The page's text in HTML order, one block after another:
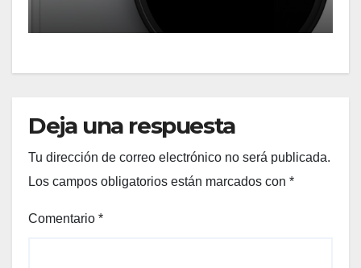
Deja una respuesta
Tu dirección de correo electrónico no será publicada.
Los campos obligatorios están marcados con *
Comentario *